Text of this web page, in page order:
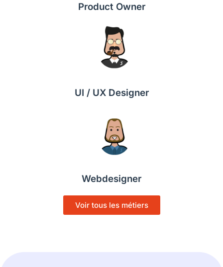
Product Owner
UI / UX Designer
Webdesigner
Voir tous les métiers